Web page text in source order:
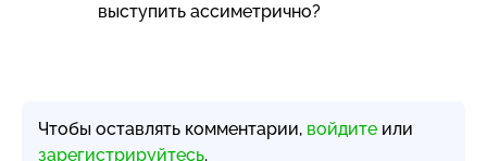
выступить ассиметрично?
Чтобы оставлять комментарии, войдите или
зарегистрируйтесь.